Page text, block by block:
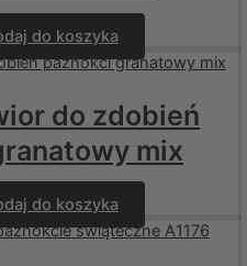
do koszyka
do zdobień
mix
do koszyka